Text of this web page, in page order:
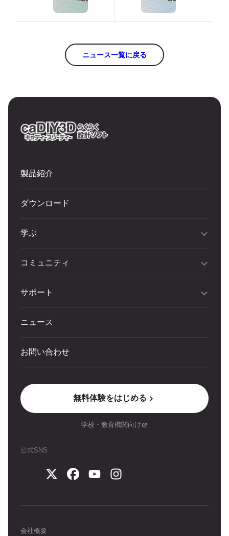
ニュース一覧に戻る
製品紹介
ダウンロード
学ぶ
コミュニティ
サポート
ニュース
お問い合わせ
無料体験をはじめる
学校・教育機関向け
公式SNS
会社概要